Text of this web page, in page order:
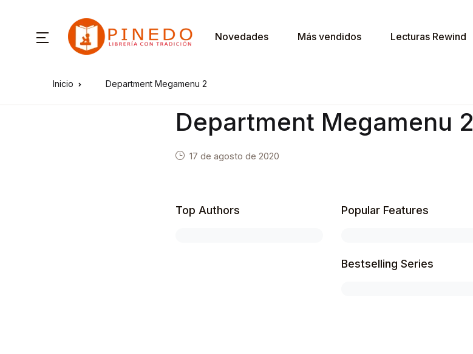
Novedades Más vendidos Lecturas Rewind
Inicio Department Megamenu 2
Department Megamenu 2
17 de agosto de 2020
Top Authors Popular Features
Bestselling Series